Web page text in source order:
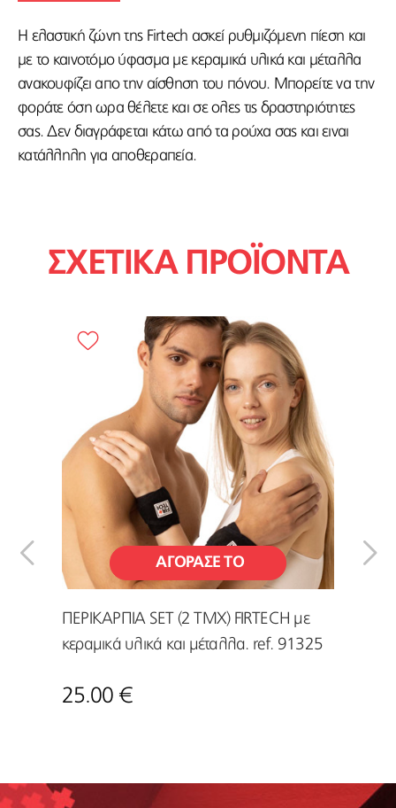
Η ελαστική ζώνη της Firtech ασκεί ρυθμιζόμενη πίεση και
με το καινοτόμο ύφασμα με κεραμικά υλικά και μέταλλα
ανακουφίζει απο την αίσθηση του πόνου. Μπορείτε να την
φοράτε όση ωρα θέλετε και σε ολες τις δραστηριότητες
σας. Δεν διαγράφεται κάτω από τα ρούχα σας και ειναι
κατάλληλη για αποθεραπεία.
ΣΧΕΤΙΚΑ ΠΡΟΪΟΝΤΑ
ΑΓΟΡΑΣΕ ΤΟ
ΠΕΡΙΚΑΡΠΙA SET (2 ΤΜΧ) FIRTECH με
κεραμικά υλικά και μέταλλα. ref. 91325
25.00 €